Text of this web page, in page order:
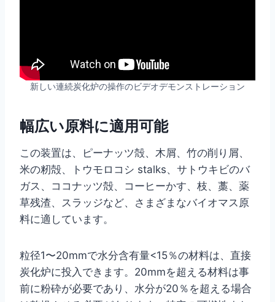
新しい連続炭化炉の操作のビデオデモンストレーション
幅広い原料に適用可能
この装置は、ピーナッツ殻、木屑、竹の削り屑、
米の籾殻、トウモロコシ stalks、サトウキビのバ
ガス、ココナッツ殻、コーヒーかす、枝、藁、薬
草残渣、スラッジなど、さまざまなバイオマス原
料に適しています。
粒径1〜20mmで水分含有量<15％の材料は、直接
炭化炉に投入できます。20mmを超える材料は事
前に粉砕が必要であり、水分が20％を超える場合